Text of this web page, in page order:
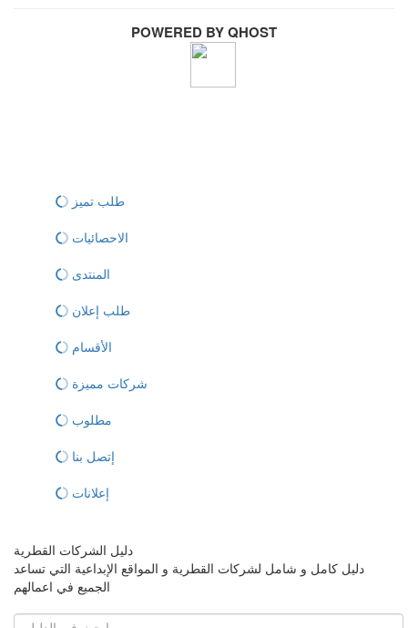
POWERED BY QHOST
طلب تميز
الاحصائيات
المنتدى
طلب إعلان
الأقسام
شركات مميزة
مطلوب
إتصل بنا
إعلانات
دليل الشركات القطرية
دليل كامل و شامل لشركات القطرية و المواقع الإبداعية التي تساعد
الجميع في اعمالهم